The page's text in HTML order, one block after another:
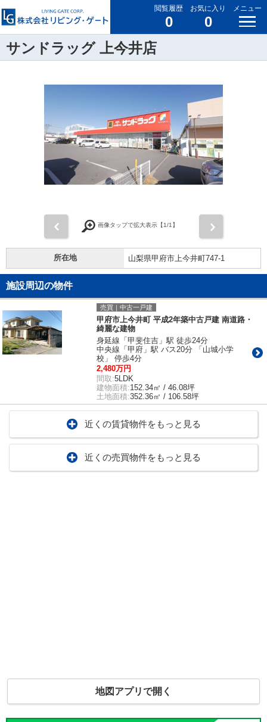
閲覧履歴
0
お気に入り
0
メニュー
サンドラッグ 上今井店
画像タップで拡大表示【1/1】
所在地 山梨県甲府市上今井町747-1
施設周辺の物件
売買｜中古一戸建
甲府市上今井町 平成2年築中古戸建 南道路・
綺麗な建物
身延線「甲斐住吉」駅 徒歩24分
中央線「甲府」駅 バス20分 「山城小学
校」 停歩4分
2,480万円
間取:5LDK
建物面積:152.34㎡ / 46.08坪
土地面積:352.36㎡ / 106.58坪
近くの賃貸物件をもっと見る
近くの売買物件をもっと見る
地図アプリで開く